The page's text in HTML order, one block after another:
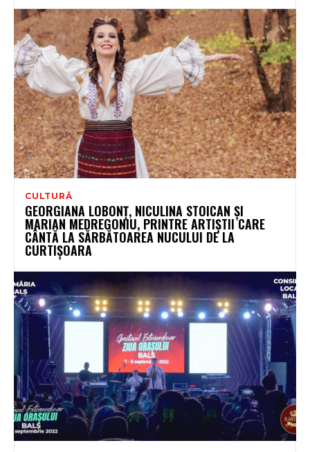
CULTURĂ
GEORGIANA LOBONȚ, NICULINA STOICAN ȘI
MARIAN MEDREGONIU, PRINTRE ARTIȘTII CARE
CÂNTĂ LA SĂRBĂTOAREA NUCULUI DE LA
CURTIȘOARA